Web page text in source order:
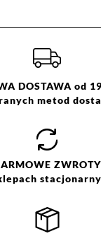
DOSTAWA od
metod
ZWROTY